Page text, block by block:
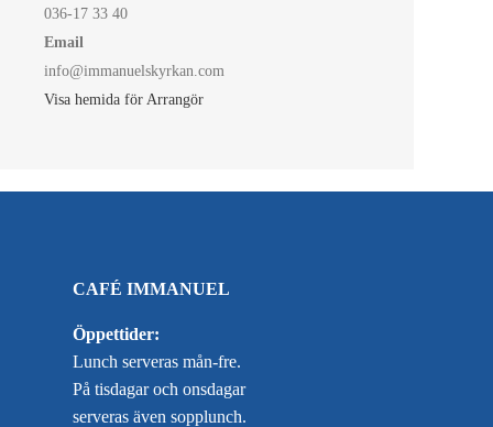
036-17 33 40
Email
info@immanuelskyrkan.com
Visa hemida för Arrangör
CAFÉ IMMANUEL
Öppettider:
Lunch serveras mån-fre.
På tisdagar och onsdagar
serveras även sopplunch.